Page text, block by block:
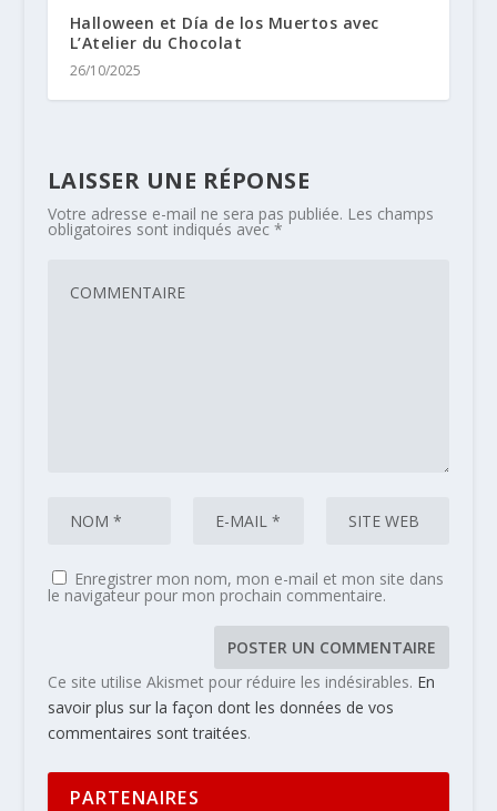
Halloween et Día de los Muertos avec
L’Atelier du Chocolat
26/10/2025
LAISSER UNE RÉPONSE
Votre adresse e-mail ne sera pas publiée. Les champs
obligatoires sont indiqués avec *
Enregistrer mon nom, mon e-mail et mon site dans
le navigateur pour mon prochain commentaire.
Ce site utilise Akismet pour réduire les indésirables. En
savoir plus sur la façon dont les données de vos
commentaires sont traitées.
PARTENAIRES